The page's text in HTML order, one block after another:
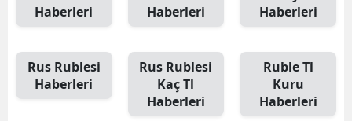
Haberleri
Haberleri
Haberleri
Rus Rublesi
Haberleri
Rus Rublesi
Kaç Tl
Haberleri
Ruble Tl
Kuru
Haberleri